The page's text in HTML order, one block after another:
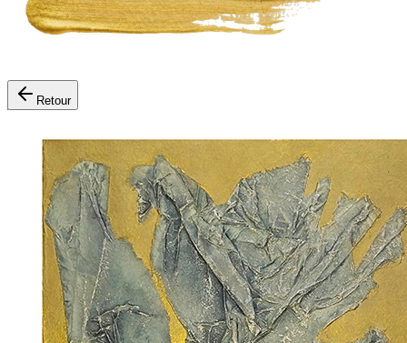
Expositions
Les Artistes
Événements
Ateliers
Œuvres à la vente
Retour